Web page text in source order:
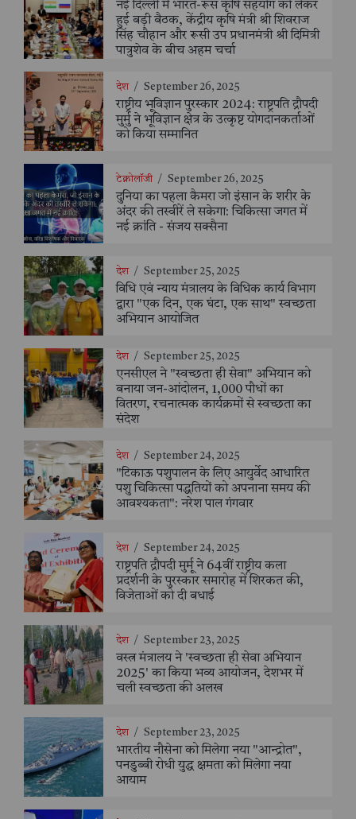
नई दिल्ली में भारत-रूस कृषि सहयोग को लेकर
हुई बड़ी बैठक, केंद्रीय कृषि मंत्री श्री शिवराज
सिंह चौहान और रूसी उप प्रधानमंत्री श्री दिमित्री
पात्रुशेव के बीच अहम चर्चा
देश / September 26, 2025
राष्ट्रीय भूविज्ञान पुरस्कार 2024: राष्ट्रपति द्रौपदी
मुर्मु ने भूविज्ञान क्षेत्र के उत्कृष्ट योगदानकर्ताओं
को किया सम्मानित
टेक्नोलॉजी / September 26, 2025
दुनिया का पहला कैमरा जो इंसान के शरीर के
अंदर की तस्वीरें ले सकेगा: चिकित्सा जगत में
नई क्रांति - संजय सक्सैना
देश / September 25, 2025
विधि एवं न्याय मंत्रालय के विधिक कार्य विभाग
द्वारा "एक दिन, एक घंटा, एक साथ" स्वच्छता
अभियान आयोजित
देश / September 25, 2025
एनसीएल ने "स्वच्छता ही सेवा" अभियान को
बनाया जन-आंदोलन, 1,000 पौधों का
वितरण, रचनात्मक कार्यक्रमों से स्वच्छता का
संदेश
देश / September 24, 2025
"टिकाऊ पशुपालन के लिए आयुर्वेद आधारित
पशु चिकित्सा पद्धतियों को अपनाना समय की
आवश्यकता": नरेश पाल गंगवार
देश / September 24, 2025
राष्ट्रपति द्रौपदी मुर्मू ने 64वीं राष्ट्रीय कला
प्रदर्शनी के पुरस्कार समारोह में शिरकत की,
विजेताओं को दी बधाई
देश / September 23, 2025
वस्त्र मंत्रालय ने 'स्वच्छता ही सेवा अभियान
2025' का किया भव्य आयोजन, देशभर में
चली स्वच्छता की अलख
देश / September 23, 2025
भारतीय नौसेना को मिलेगा नया "आन्द्रोत",
पनडुब्बी रोधी युद्ध क्षमता को मिलेगा नया
आयाम